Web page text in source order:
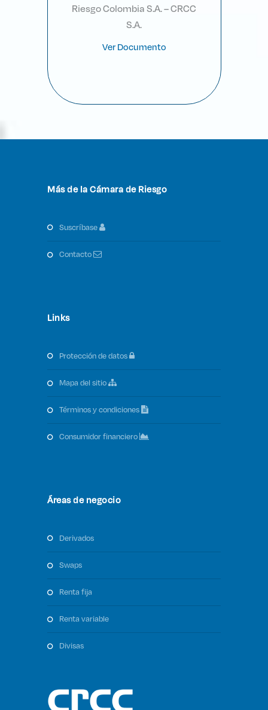
Riesgo Colombia S.A. – CRCC
S.A.
Ver Documento
Más de la Cámara de Riesgo
suscríbase
contacto
Links
protección de datos
mapa del sitio
términos y condiciones
consumidor financiero
Áreas de negocio
derivados
swaps
renta fija
renta variable
divisas